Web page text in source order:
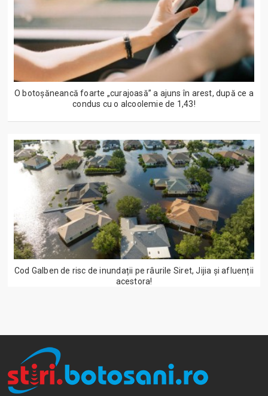
O botoșăneancă foarte „curajoasă” a ajuns în arest, după ce a
condus cu o alcoolemie de 1,43!
Cod Galben de risc de inundații pe râurile Siret, Jijia și afluenții
acestora!